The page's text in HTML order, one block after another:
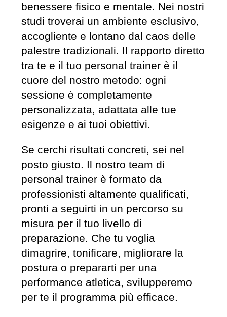
benessere fisico e mentale. Nei nostri
studi troverai un ambiente esclusivo,
accogliente e lontano dal caos delle
palestre tradizionali. Il rapporto diretto
tra te e il tuo personal trainer è il
cuore del nostro metodo: ogni
sessione è completamente
personalizzata, adattata alle tue
esigenze e ai tuoi obiettivi.
Se cerchi risultati concreti, sei nel
posto giusto. Il nostro team di
personal trainer è formato da
professionisti altamente qualificati,
pronti a seguirti in un percorso su
misura per il tuo livello di
preparazione. Che tu voglia
dimagrire, tonificare, migliorare la
postura o prepararti per una
performance atletica, svilupperemo
per te il programma più efficace.